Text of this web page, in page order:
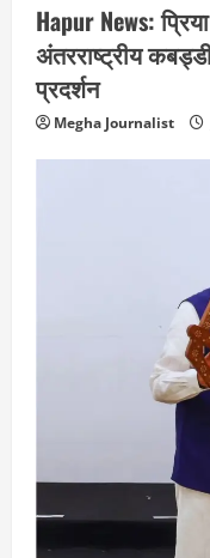
Hapur News:
अंतरराष्ट्रीय
प्रदर्शन
Megha Journalist